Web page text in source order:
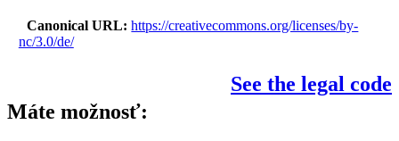
Canonical URL
https://creativecommons.org/licenses/by-
nc/3.0/de/
See the legal code
Máte možnosť: